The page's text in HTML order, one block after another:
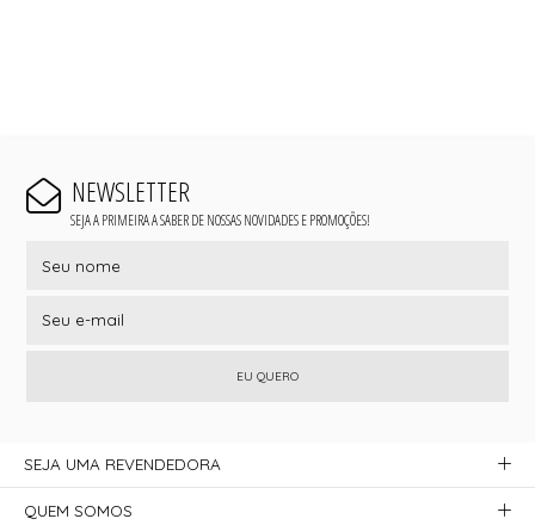
NEWSLETTER
SEJA A PRIMEIRA A SABER DE NOSSAS NOVIDADES E PROMOÇÕES!
EU QUERO
SEJA UMA REVENDEDORA
QUEM SOMOS